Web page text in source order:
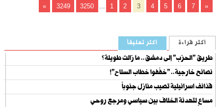
«
1 2 3 4 5 6 7
3249 3250
»
أكثر قراءة أكثر تعليقاً
طريق "الحزب" إلى دمشق.. ما زالت طويلة؟
نصائح خارجية.. "خفّفوا خطاب السلاح"!
قذائف اسرائيلية تصيب منازل جنوباً
مساعٍ لتهدئة الخلاف بين سياسي ومرجع روحي